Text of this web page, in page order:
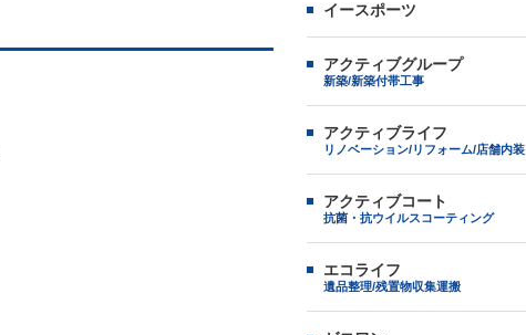
イースポーツ
アクティブグループ
新築/新築付帯工事
アクティブライフ
リノベーション/リフォーム/店舗内装
アクティブコート
抗菌・抗ウイルスコーティング
エコライフ
遺品整理/残置物収集運搬